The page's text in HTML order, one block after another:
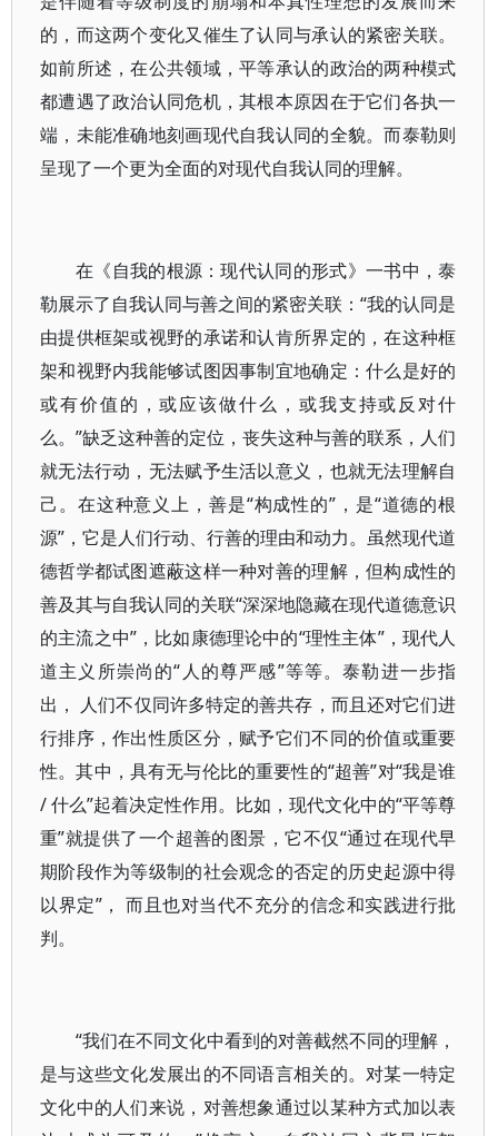
的，而这两个变化又催生了认同与承认的紧密关联。
如前所述，在公共领域，平等承认的政治的两种模式
都遭遇了政治认同危机，其根本原因在于它们各执一
端，未能准确地刻画现代自我认同的全貌。而泰勒则
呈现了一个更为全面的对现代自我认同的理解。
在《自我的根源：现代认同的形式》一书中，泰
勒展示了自我认同与善之间的紧密关联：“我的认同是
由提供框架或视野的承诺和认肯所界定的，在这种框
架和视野内我能够试图因事制宜地确定：什么是好的
或有价值的，或应该做什么，或我支持或反对什
么。”缺乏这种善的定位，丧失这种与善的联系，人们
就无法行动，无法赋予生活以意义，也就无法理解自
己。在这种意义上，善是“构成性的”，是“道德的根
源”，它是人们行动、行善的理由和动力。虽然现代道
德哲学都试图遮蔽这样一种对善的理解，但构成性的
善及其与自我认同的关联“深深地隐藏在现代道德意识
的主流之中”，比如康德理论中的“理性主体”，现代人
道主义所崇尚的“人的尊严感”等等。泰勒进一步指
出， 人们不仅同许多特定的善共存，而且还对它们进
行排序，作出性质区分，赋予它们不同的价值或重要
性。其中，具有无与伦比的重要性的“超善”对“我是谁
/ 什么”起着决定性作用。比如，现代文化中的“平等尊
重”就提供了一个超善的图景，它不仅“通过在现代早
期阶段作为等级制的社会观念的否定的历史起源中得
以界定”， 而且也对当代不充分的信念和实践进行批
判。
“我们在不同文化中看到的对善截然不同的理解，
是与这些文化发展出的不同语言相关的。对某一特定
文化中的人们来说，对善想象通过以某种方式加以表